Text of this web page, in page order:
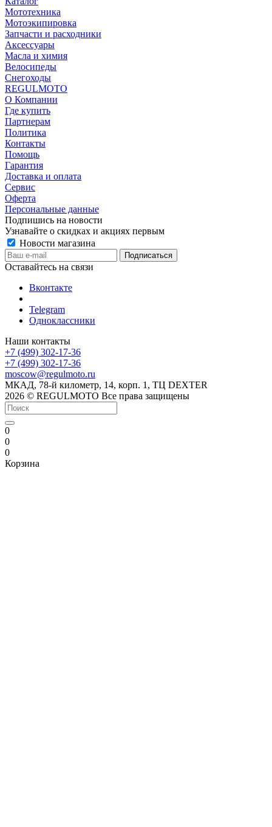
Мототехника
Мотоэкипировка
Запчасти и расходники
Аксессуары
Масла и химия
Велосипеды
Снегоходы
REGULMOTO
О Компании
Где купить
Партнерам
Политика
Контакты
Помощь
Гарантия
Доставка и оплата
Сервис
Оферта
Персональные данные
Подпишись на новости
Узнавайте о скидках и акциях первым
Новости магазина
Оставайтесь на связи
Вконтакте
Telegram
Одноклассники
Наши контакты
+7 (499) 302-17-36
+7 (499) 302-17-36
moscow@regulmoto.ru
МКАД, 78-й километр, 14, корп. 1, ТЦ DEXTER
2026 © REGULMOTO Все права защищены
0
0
0
Корзина